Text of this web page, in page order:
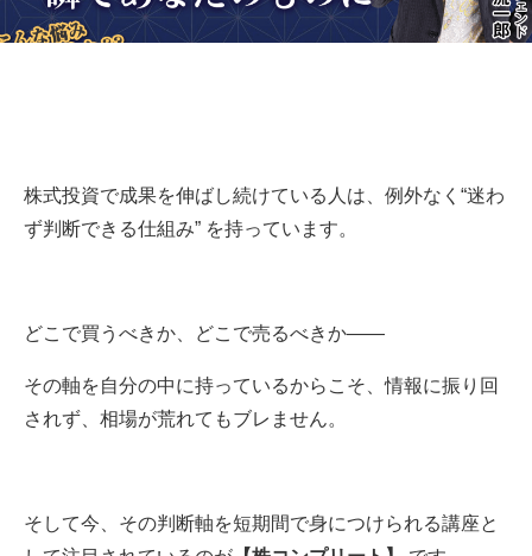
株式投資で成果を伸ばし続けている人は、例外なく“迷わ
ず判断できる仕組み” を持っています。
どこで買うべきか、どこで売るべきか——
その軸を自分の中に持っているからこそ、情報に振り回
されず、相場が荒れてもブレません。
そして今、その判断軸を短期間で身につけられる講座と